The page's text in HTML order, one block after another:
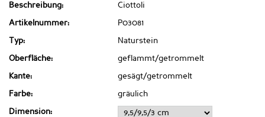
Beschreibung: Ciottoli
Artikelnummer: P03081
Typ: Naturstein
Oberfläche: geflammt/getrommelt
Kante: gesägt/getrommelt
Farbe: gräulich
Dimension: